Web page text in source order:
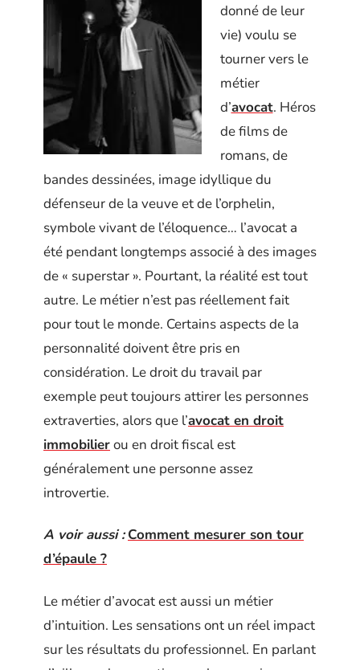
donné de leur
vie) voulu se
tourner vers le
métier
d’avocat. Héros
de films de
romans, de
bandes dessinées, image idyllique du
défenseur de la veuve et de l’orphelin,
symbole vivant de l’éloquence… l’avocat a
été pendant longtemps associé à des images
de « superstar ». Pourtant, la réalité est tout
autre. Le métier n’est pas réellement fait
pour tout le monde. Certains aspects de la
personnalité doivent être pris en
considération. Le droit du travail par
exemple peut toujours attirer les personnes
extraverties, alors que l’avocat en droit
immobilierou en droit fiscal est
généralement une personne assez
introvertie.
A voir aussi : Comment mesurer son tour
d’épaule ?
Le métier d’avocat est aussi un métier
d’intuition. Les sensations ont un réel impact
sur les résultats du professionnel. En parlant